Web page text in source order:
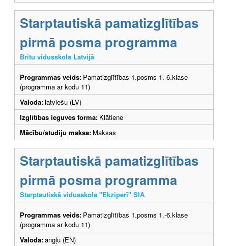
Starptautiskā pamatizglītības
pirmā posma programma
Britu vidusskola Latvijā
Programmas veids: Pamatizglītības 1.posms 1.-6.klase
(programma ar kodu 11)
Valoda:latviešu (LV)
Izglītības ieguves forma: Klātiene
Mācību/studiju maksa: Maksas
Starptautiskā pamatizglītības
pirmā posma programma
Starptautiskā vidusskola "Ekziperī" SIA
Programmas veids: Pamatizglītības 1.posms 1.-6.klase
(programma ar kodu 11)
Valoda:angļu (EN)